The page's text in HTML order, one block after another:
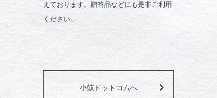
えております。贈答品などにも是非ご利用
ください。
小鼓ドットコムへ